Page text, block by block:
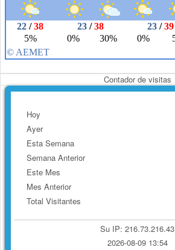
Contador de visitas
Hoy
Ayer
Esta Semana
Semana Anterior
Este Mes
Mes Anterior
Total Visitantes
Su IP: 216.73.216.43
2026-08-09 13:54